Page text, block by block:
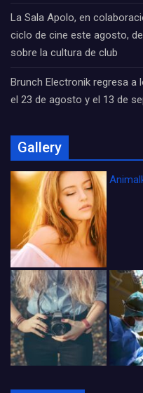
La Sala Apolo, en
ciclo de cine este agosto,
sobre la cultura de club
Brunch Electronik regresa
el 23 de agosto y el 13 de
Gallery